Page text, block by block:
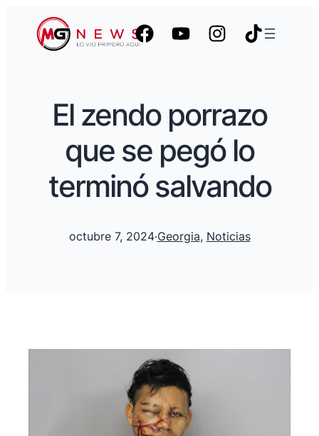
El zendo porrazo
que se pegó lo
terminó salvando
octubre 7, 2024·Georgia, Noticias